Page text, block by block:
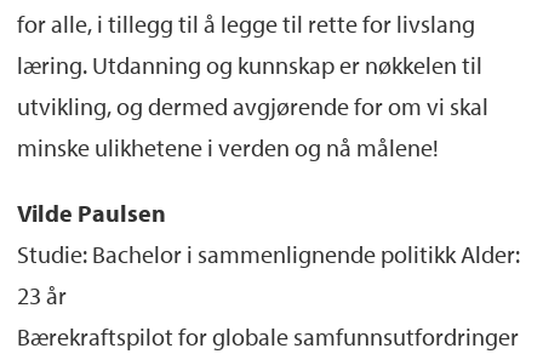
for alle, i tillegg til å legge til rette for livslang
læring. Utdanning og kunnskap er nøkkelen til
utvikling, og dermed avgjørende for om vi skal
minske ulikhetene i verden og nå målene!
Vilde Paulsen
Studie: Bachelor i sammenlignende politikk Alder:
23 år
Bærekraftspilot for globale samfunnsutfordringer